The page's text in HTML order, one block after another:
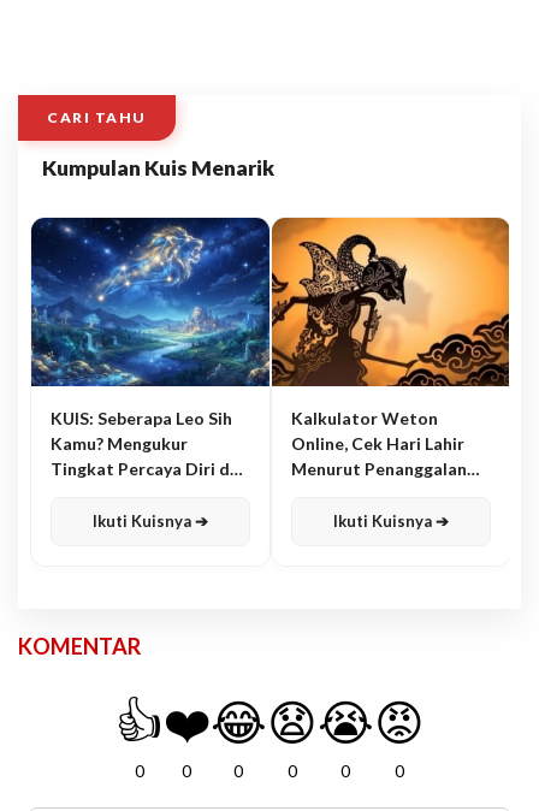
CARI TAHU
Kumpulan Kuis Menarik
KUIS: Seberapa Leo Sih
Kamu? Mengukur
Tingkat Percaya Diri dan
Ikuti Kuisnya ➔
Kalkulator Weton
Online, Cek Hari Lahir
Menurut Penanggalan
Ikuti Kuisnya ➔
KOMENTAR
👍
0
❤️
0
😂
0
😧
0
😭
0
😡
0